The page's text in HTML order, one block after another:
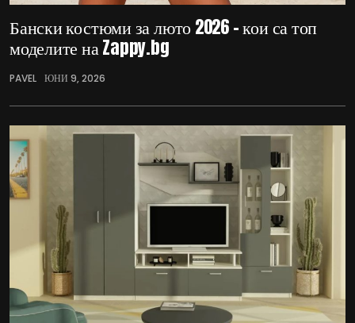
Бански костюми за люто 2026 – кои са топ
моделите на Zappy.bg
PAVEL ЮНИ 9, 2026